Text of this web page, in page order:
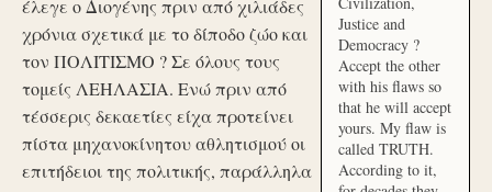
έλεγε ο Διογένης πριν από χιλιάδες
χρόνια σχετικά με το δίποδο ζώο και
τον ΠΟΛΙΤΙΣΜΟ ? Σε όλους τους
τομείς ΛΕΗΛΑΣΙΑ. Ενώ πριν από
τέσσερις δεκαετίες είχα προτείνει
πίστα μηχανοκίνητου αθλητισμού οι
επιτήδειοι της πολιτικής, παράλληλα
Justice and
Democracy ?
Accept the other
with his flaws so
that he will accept
yours. My flaw is
called TRUTH.
According to it,